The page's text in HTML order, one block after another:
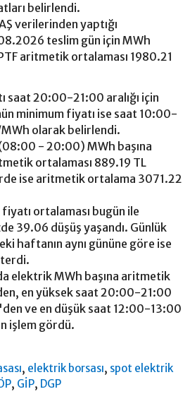
belirlendi.
verilerinden yaptığı
teslim gün için MWh
aritmetik ortalaması 1980.21
saat 20:00-21:00 aralığı için
minimum fiyatı ise saat 10:00-
olarak belirlendi.
- 20:00) MWh başına
ortalaması 889.19 TL
ise aritmetik ortalama 3071.22
ortalaması bugün ile
39.06 düşüş yaşandı. Günlük
haftanın aynı gününe göre ise
elektrik MWh başına aritmetik
en yüksek saat 20:00-21:00
ve en düşük saat 12:00-13:00
işlem gördü.
, elektrik borsası, spot elektrik
, GİP, DGP